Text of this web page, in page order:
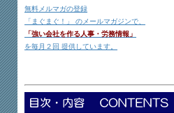
無料メルマガの登録
「まぐまぐ！」 のメールマガジンで、
「強い会社を作る人事・労務情報」
を毎月２回 提供しています。